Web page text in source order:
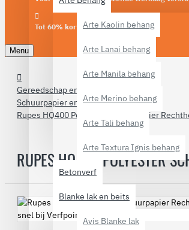
Arte Kaolin behang
Arte Lanai behang
Arte Manila behang
Arte Merino behang
Arte Tali behang
Arte Textura Ignis behang
Betonverf
Blanke lak en beits
Avis Blanke lak
Tot 60% korting
Menu
Gereedschap en materialen
Schuurpapier en schoonmaakmiddel
Rupes HQ400 Polyester Schuurpapier
RUPES HQ400 POLYESTER